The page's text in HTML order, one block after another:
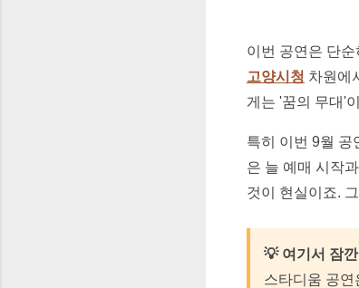
이번 공연은 단
고양시청 차원에
게는 '꿈의 무대'
특히 이번 9월 공
은 늘 예매 시작
것이 현실이죠.
💡 여기서 잠
스타디움 공